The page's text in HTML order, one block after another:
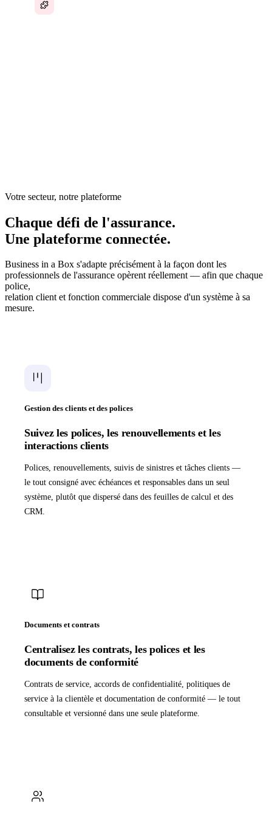
Votre secteur, notre plateforme
Chaque défi de l'assurance.
Une plateforme connectée.
Business in a Box s'adapte précisément à la façon dont les
professionnels de l'assurance opèrent réellement — afin que chaque
police,
relation client et fonction commerciale dispose d'un système à sa
mesure.
Gestion des clients et des polices
Suivez les polices, les renouvellements et les
interactions clients
Polices, renouvellements, suivis de sinistres et tâches clients —
le tout consigné avec échéances et responsables dans un seul
système, plutôt que dispersé dans des feuilles de calcul et des
CRM.
Documents et contrats
Centralisez les contrats, les polices et les
documents de conformité
Contrats de service, accords de confidentialité, politiques de
service à la clientèle et documentation de conformité — le tout
consultable et versionné dans une seule plateforme.